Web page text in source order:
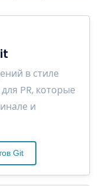
в стиле
PR, которые
и
Git